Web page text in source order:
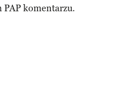
PAP komentarzu.